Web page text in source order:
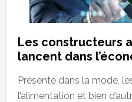
Les constructeurs
lancent dans
Présente dans la mode,
l’alimentation et bien